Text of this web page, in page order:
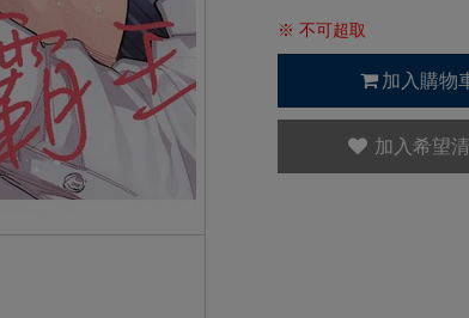
※ 不可超取
加入購物
加入希望